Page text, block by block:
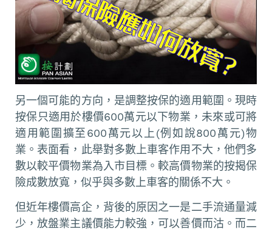
另一個可能的方向，是調整按保的適用範圍。現時
按保只適用於樓價600萬元以下物業，未來或可將
適用範圍擴至600萬元以上(例如說800萬元)物
業。表面看，此舉對多數上車客作用不大，他們多
數以較平價物業為入市目標。較高價物業的按揭保
險成數放寬，似乎與多數上車客的關係不大。
但近年樓價高企，背後的原因之一是二手流通量減
少，放盤業主議價能力較強，可以善價而沽。而二